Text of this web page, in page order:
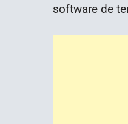
software de